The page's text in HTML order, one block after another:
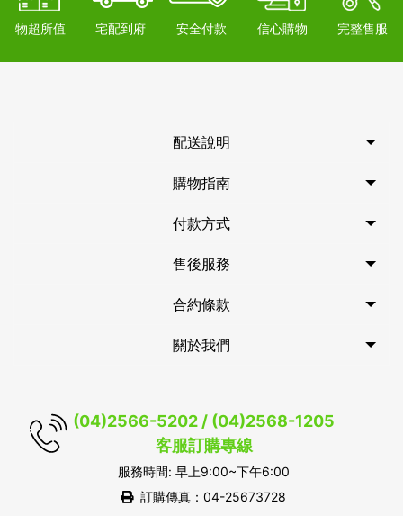
物超所值 宅配到府 安全付款 信心購物 完整售服
配送說明
購物指南
付款方式
售後服務
合約條款
關於我們
(04)2566-5202 / (04)2568-1205
客服訂購專線
服務時間: 早上9:00~下午6:00
訂購傳真：04-25673728